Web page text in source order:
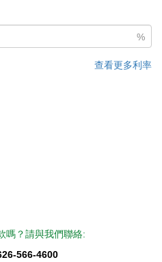
%
查看更多利率
嗎？請與我們聯絡:
566-4600